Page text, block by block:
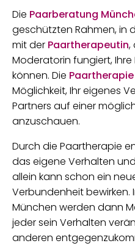
Die Paarberatung
geschützten Rahmen, in
mit der Paartherapeutin,
Moderatorin fungiert,
können. Die
Möglichkeit, Ihr eigenes
Partners auf einer
anzuschauen.
Durch die Paartherapie
das eigene Verhalten
allein kann schon ein
Verbundenheit bewirken.
München werden dann
jeder sein Verhalten
anderen